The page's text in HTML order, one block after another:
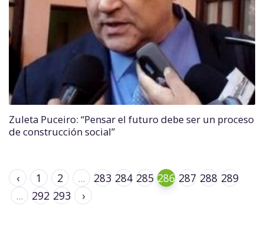
Zuleta Puceiro: “Pensar el futuro debe ser un proceso
de construcción social”
‹ 1 2 ... 283 284 285 286 287 288 289
...
292 293 ›